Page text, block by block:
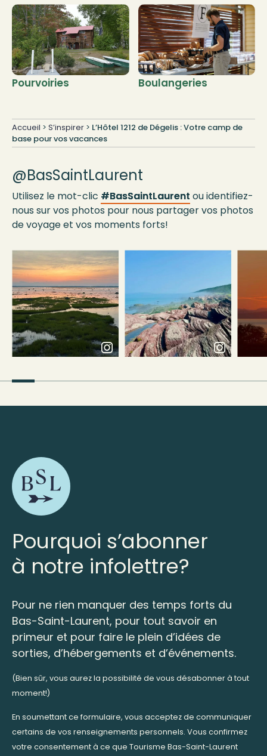
Pourvoiries Boulangeries
Accueil > S’inspirer > L’Hôtel 1212 de Dégelis : Votre camp de
base pour vos vacances
@BasSaintLaurent
Utilisez le mot-clic #BasSaintLaurent ou identifiez-
nous sur vos photos pour nous partager vos photos
de voyage et vos moments forts!
Pourquoi s’abonner
à notre infolettre?
Pour ne rien manquer des temps forts du
Bas-Saint-Laurent, pour tout savoir en
primeur et pour faire le plein d’idées de
sorties, d’hébergements et d’événements.
(Bien sûr, vous aurez la possibilité de vous désabonner à tout
moment!)
En soumettant ce formulaire, vous acceptez de communiquer
certains de vos renseignements personnels. Vous confirmez
votre consentement à ce que Tourisme Bas-Saint-Laurent